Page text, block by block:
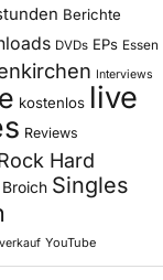
Berichte
DVDs EPs Essen
Interviews
kostenlos live
Reviews
Hard
Singles
YouTube